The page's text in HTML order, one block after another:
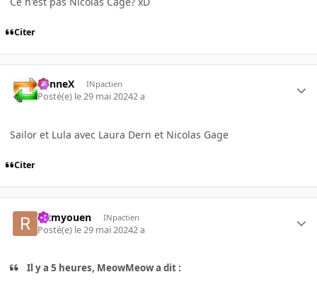
Citer
SunneX INpactien
Posté(e) le 29 mai 20242 a
Sailor et Lula avec Laura Dern et Nicolas Gage
Citer
rctmyouen INpactien
Posté(e) le 29 mai 20242 a
Il y a 5 heures, MeowMeow a dit :